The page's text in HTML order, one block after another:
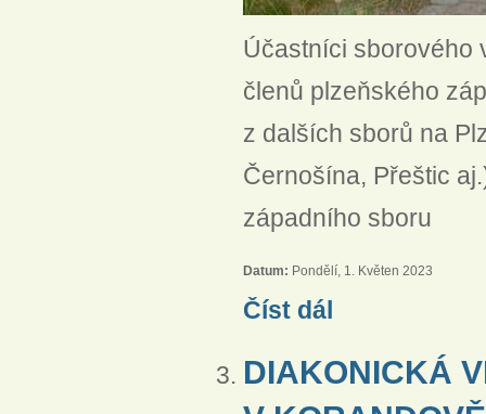
Účastníci sborového
členů plzeňského
z dalších sborů na
Černošína, Přeštic
západního sboru
Datum: Pondělí, 1. Květen 2023
Číst dál
DIAKONICKÁ